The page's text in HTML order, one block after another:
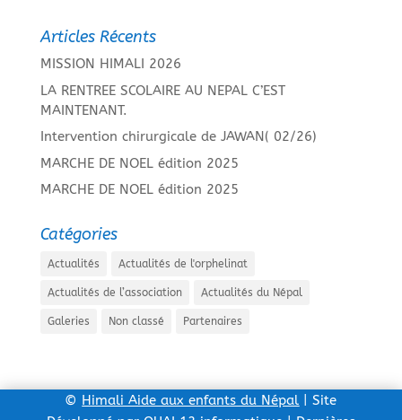
Articles Récents
MISSION HIMALI 2026
LA RENTREE SCOLAIRE AU NEPAL C’EST
MAINTENANT.
Intervention chirurgicale de JAWAN( 02/26)
MARCHE DE NOEL édition 2025
MARCHE DE NOEL édition 2025
Catégories
Actualités Actualités de l'orphelinat
Actualités de l’association Actualités du Népal
Galeries Non classé Partenaires
© Himali Aide aux enfants du Népal
| Site